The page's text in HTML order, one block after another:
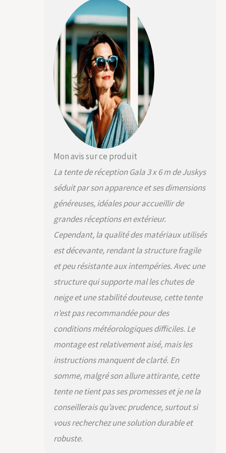
grandes entrées
avec fermeture Éclair
De l'ombre pour
la fête dans le jardin :
le chapiteau est doté
d'un toit en
polyéthylène de 180
g/m² ; la toile en PE
offre une protection
contre les UV et est
étanche ; la bâche
protège du soleil et
des pluies légères.
réception
parties latérales sont
amovibles et donc
flexibles et rapides à
installer ;
personnalisez la
tente selon vos
latérales avec de
grandes fenêtres
apportent de la
lumière dans la tente
Solide et stable :
vienne entraver
votre fête, le pavillon
sol à l'aide des pieds
; 4 haubans sur le
bonne stabilité
Montage facile :
d'emboîtement ou
de clic, la tente de
Mon avis sur ce produit
La tente de réception Gala 3 x 6 m de Juskys
séduit par son apparence et ses dimensions
généreuses, idéales pour accueillir de
grandes réceptions en extérieur.
Cependant, la qualité des matériaux utilisés
est décevante, rendant la structure fragile
et peu résistante aux intempéries. Avec une
structure qui supporte mal les chutes de
neige et une stabilité douteuse, cette tente
n’est pas recommandée pour des
conditions météorologiques difficiles. Le
montage est relativement aisé, mais les
instructions manquent de clarté. En
somme, malgré son allure attirante, cette
tente ne tient pas ses promesses et je ne la
conseillerais qu’avec prudence, surtout si
vous recherchez une solution durable et
robuste.